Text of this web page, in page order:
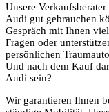
Unsere
Audi gut gebrauchen
Gespräch mit Ihnen
Fragen oder
persönlichen
Und nach dem Kauf
Audi sein?
Wir garantieren Ihnen